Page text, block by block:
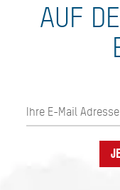
AUF